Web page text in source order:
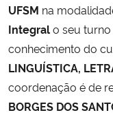
Ministério da Agricultura,
Ministério da Educação
Ministério da Cidadania
UFSM na
Integralo seu
conhecimento do
LINGUÍSTICA,
coordenação é de
BORGES DOS